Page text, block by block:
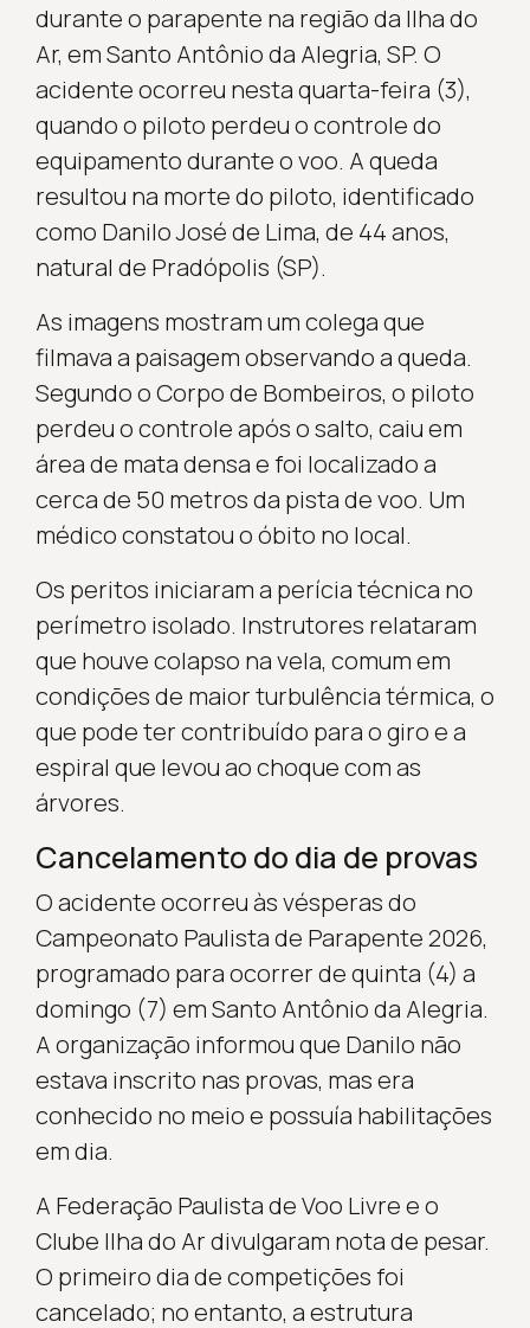
durante o parapente na região da Ilha do
Ar, em Santo Antônio da Alegria, SP. O
acidente ocorreu nesta quarta-feira (3),
quando o piloto perdeu o controle do
equipamento durante o voo. A queda
resultou na morte do piloto, identificado
como Danilo José de Lima, de 44 anos,
natural de Pradópolis (SP).
As imagens mostram um colega que
filmava a paisagem observando a queda.
Segundo o Corpo de Bombeiros, o piloto
perdeu o controle após o salto, caiu em
área de mata densa e foi localizado a
cerca de 50 metros da pista de voo. Um
médico constatou o óbito no local.
Os peritos iniciaram a perícia técnica no
perímetro isolado. Instrutores relataram
que houve colapso na vela, comum em
condições de maior turbulência térmica, o
que pode ter contribuído para o giro e a
espiral que levou ao choque com as
árvores.
Cancelamento do dia de provas
O acidente ocorreu às vésperas do
Campeonato Paulista de Parapente 2026,
programado para ocorrer de quinta (4) a
domingo (7) em Santo Antônio da Alegria.
A organização informou que Danilo não
estava inscrito nas provas, mas era
conhecido no meio e possuía habilitações
em dia.
A Federação Paulista de Voo Livre e o
Clube Ilha do Ar divulgaram nota de pesar.
O primeiro dia de competições foi
cancelado; no entanto, a estrutura